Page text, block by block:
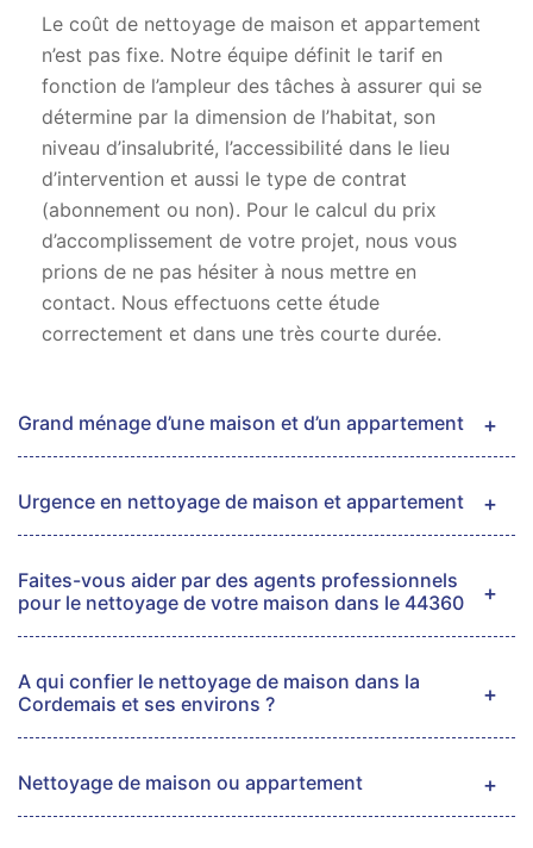
Le coût de nettoyage de maison et appartement
n’est pas fixe. Notre équipe définit le tarif en
fonction de l’ampleur des tâches à assurer qui se
détermine par la dimension de l’habitat, son
niveau d’insalubrité, l’accessibilité dans le lieu
d’intervention et aussi le type de contrat
(abonnement ou non). Pour le calcul du prix
d’accomplissement de votre projet, nous vous
prions de ne pas hésiter à nous mettre en
contact. Nous effectuons cette étude
correctement et dans une très courte durée.
Grand ménage d’une maison et d’un appartement
Urgence en nettoyage de maison et appartement
Faites-vous aider par des agents professionnels
pour le nettoyage de votre maison dans le 44360
A qui confier le nettoyage de maison dans la
Cordemais et ses environs ?
Nettoyage de maison ou appartement